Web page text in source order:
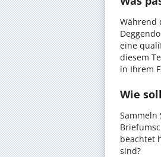
Während
eine
diesem
in Ihrem
Wie
Sammeln
beachtet
sind?